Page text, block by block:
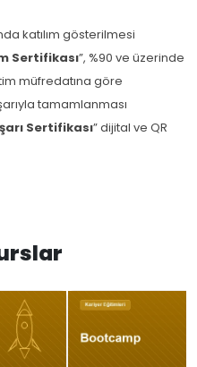
katılım gösterilmesi
Sertifikası”, %90 ve üzerinde
müfredatına göre
tamamlanması
Sertifikası” dijital ve QR